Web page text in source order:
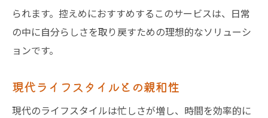
られます。控えめにおすすめするこのサービスは、日常
の中に自分らしさを取り戻すための理想的なソリューシ
ョンです。
現代ライフスタイルとの親和性
現代のライフスタイルは忙しさが増し、時間を効率的に